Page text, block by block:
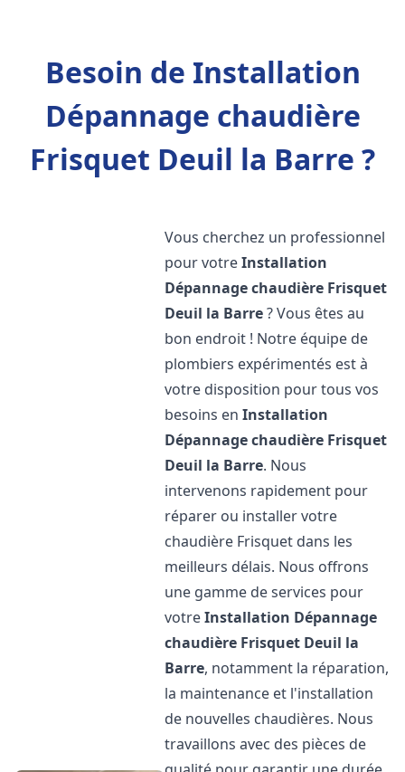
Besoin de Installation
Dépannage chaudière
Frisquet Deuil la Barre ?
Vous cherchez un professionnel
pour votreInstallation
Dépannage chaudière Frisquet
Deuil la Barre? Vous êtes au
bon endroit ! Notre équipe de
plombiers expérimentés est à
votre disposition pour tous vos
besoins enInstallation
Dépannage chaudière Frisquet
Deuil la Barre. Nous
intervenons rapidement pour
réparer ou installer votre
chaudière Frisquet dans les
meilleurs délais. Nous offrons
une gamme de services pour
votreInstallation Dépannage
chaudière Frisquet Deuil la
Barre, notamment la réparation,
la maintenance et l'installation
de nouvelles chaudières. Nous
travaillons avec des pièces de